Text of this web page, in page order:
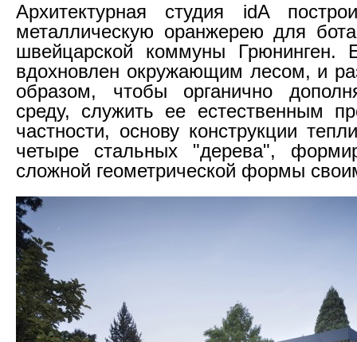
Архитектурная студия idA
металлическую оранжерею для
швейцарской коммуны Грюнинген.
вдохновлен окружающим лесом, и
образом, чтобы органично
среду, служить ее естественным
частности, основу конструкции
четыре стальных "дерева",
сложной геометрической формы